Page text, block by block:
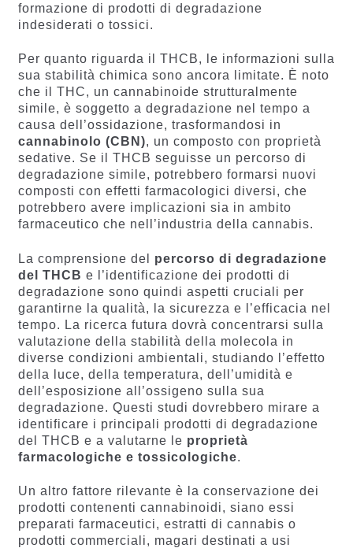
formazione di prodotti di degradazione
indesiderati o tossici.
Per quanto riguarda il THCB, le informazioni sulla
sua stabilità chimica sono ancora limitate. È noto
che il THC, un cannabinoide strutturalmente
simile, è soggetto a degradazione nel tempo a
causa dell’ossidazione, trasformandosi in
cannabinolo (CBN), un composto con proprietà
sedative. Se il THCB seguisse un percorso di
degradazione simile, potrebbero formarsi nuovi
composti con effetti farmacologici diversi, che
potrebbero avere implicazioni sia in ambito
farmaceutico che nell’industria della cannabis.
La comprensione del percorso di degradazione
del THCB e l’identificazione dei prodotti di
degradazione sono quindi aspetti cruciali per
garantirne la qualità, la sicurezza e l’efficacia nel
tempo. La ricerca futura dovrà concentrarsi sulla
valutazione della stabilità della molecola in
diverse condizioni ambientali, studiando l’effetto
della luce, della temperatura, dell’umidità e
dell’esposizione all’ossigeno sulla sua
degradazione. Questi studi dovrebbero mirare a
identificare i principali prodotti di degradazione
del THCB e a valutarne le proprietà
farmacologiche e tossicologiche.
Un altro fattore rilevante è la conservazione dei
prodotti contenenti cannabinoidi, siano essi
preparati farmaceutici, estratti di cannabis o
prodotti commerciali, magari destinati a usi